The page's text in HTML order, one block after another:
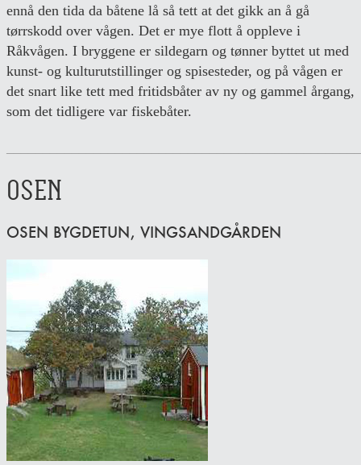
ennå den tida da båtene lå så tett at det gikk an å gå
tørrskodd over vågen. Det er mye flott å oppleve i
Råkvågen. I bryggene er sildegarn og tønner byttet ut med
kunst- og kulturutstillinger og spisesteder, og på vågen er
det snart like tett med fritidsbåter av ny og gammel årgang,
som det tidligere var fiskebåter.
OSEN
OSEN BYGDETUN, VINGSANDGÅRDEN